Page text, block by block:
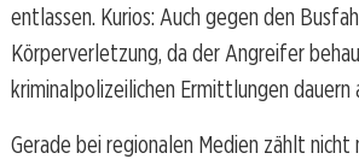
entlassen. Kurios: Auch gegen den
Körperverletzung, da der Angreifer
kriminalpolizeilichen Ermittlungen dauern
Gerade bei regionalen Medien zählt nicht